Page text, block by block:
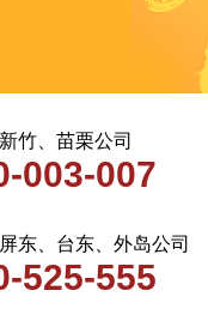
竹、苗栗公司
003-007
东、台东、外岛公司
525-555